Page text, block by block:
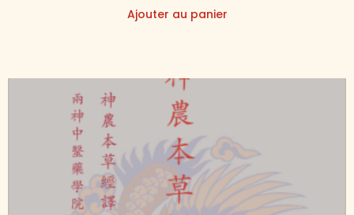
Ajouter au panier